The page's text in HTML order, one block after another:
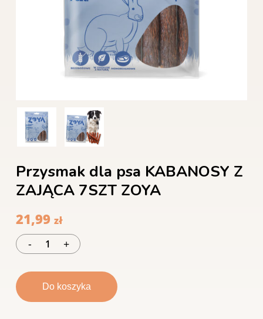
Przysmak dla psa KABANOSY Z
ZAJĄCA 7SZT ZOYA
21,99 zł
Do koszyka